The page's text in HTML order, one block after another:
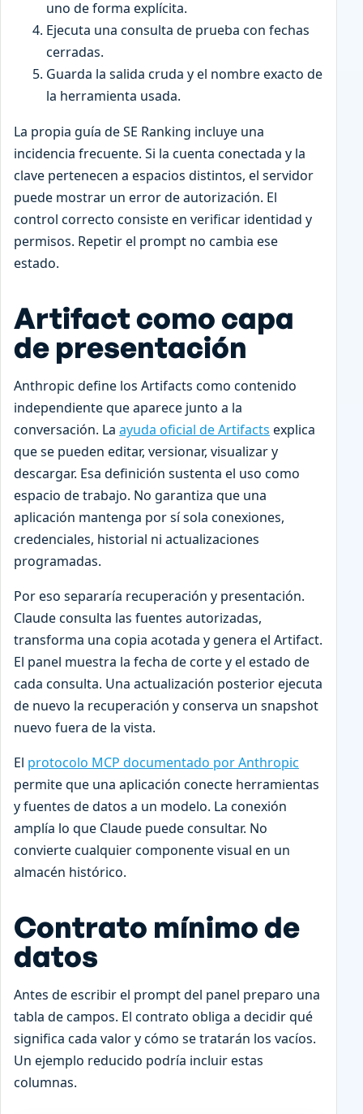
uno de forma explícita.
Ejecuta una consulta de prueba con fechas
cerradas.
Guarda la salida cruda y el nombre exacto de
la herramienta usada.
La propia guía de SE Ranking incluye una
incidencia frecuente. Si la cuenta conectada y la
clave pertenecen a espacios distintos, el servidor
puede mostrar un error de autorización. El
control correcto consiste en verificar identidad y
permisos. Repetir el prompt no cambia ese
estado.
Artifact como capa
de presentación
Anthropic define los Artifacts como contenido
independiente que aparece junto a la
conversación. La ayuda oficial de Artifacts explica
que se pueden editar, versionar, visualizar y
descargar. Esa definición sustenta el uso como
espacio de trabajo. No garantiza que una
aplicación mantenga por sí sola conexiones,
credenciales, historial ni actualizaciones
programadas.
Por eso separaría recuperación y presentación.
Claude consulta las fuentes autorizadas,
transforma una copia acotada y genera el Artifact.
El panel muestra la fecha de corte y el estado de
cada consulta. Una actualización posterior ejecuta
de nuevo la recuperación y conserva un snapshot
nuevo fuera de la vista.
El protocolo MCP documentado por Anthropic
permite que una aplicación conecte herramientas
y fuentes de datos a un modelo. La conexión
amplía lo que Claude puede consultar. No
convierte cualquier componente visual en un
almacén histórico.
Contrato mínimo de
datos
Antes de escribir el prompt del panel preparo una
tabla de campos. El contrato obliga a decidir qué
significa cada valor y cómo se tratarán los vacíos.
Un ejemplo reducido podría incluir estas
columnas.